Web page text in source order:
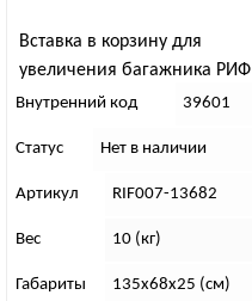
Вставка в корзину для
увеличения багажника РИФ
(2 опор.)
Внутренний код 39601
Статус Нет в наличии
Артикул RIF007-13682
Вес 10 (кг)
Габариты 135х68х25 (см)